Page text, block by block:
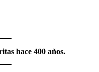
hace 400 años.